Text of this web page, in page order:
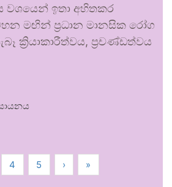
වශයෙන් ඉතා අහිතකර
මඟින් ප්‍රධාන මානසික රෝග
ක්‍රියාකාරීත්වය, ප්‍රචණ්ඩත්වය
4 5 › »